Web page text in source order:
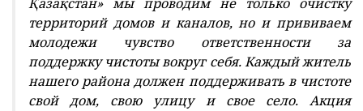
территорий домов и каналов, но и прививаем
молодежи чувство ответственности за
поддержку чистоты вокруг себя. Каждый житель
нашего района должен поддерживать в чистоте
свой дом, свою улицу и свое село. Акция